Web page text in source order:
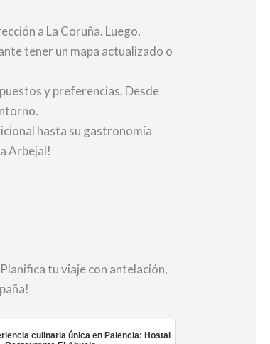
a La Coruña. Luego,
tener un mapa actualizado o
y preferencias. Desde
hasta su gastronomía
Arbejal!
tu viaje con antelación,
culinaria única en Palencia: Hostal